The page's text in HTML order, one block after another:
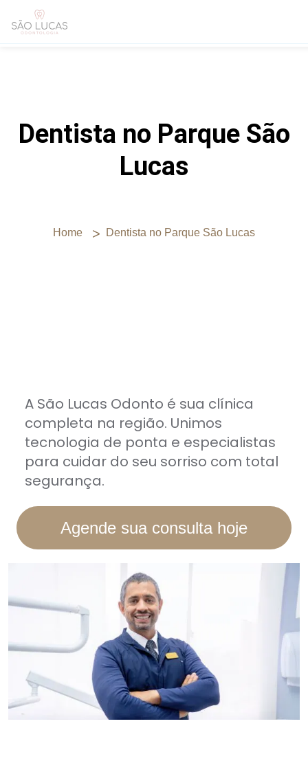
Dentista no Parque São
Lucas
Home Dentista no Parque São Lucas
A São Lucas Odonto é sua clínica
completa na região. Unimos
tecnologia de ponta e especialistas
para cuidar do seu sorriso com total
segurança.
Agende sua consulta hoje